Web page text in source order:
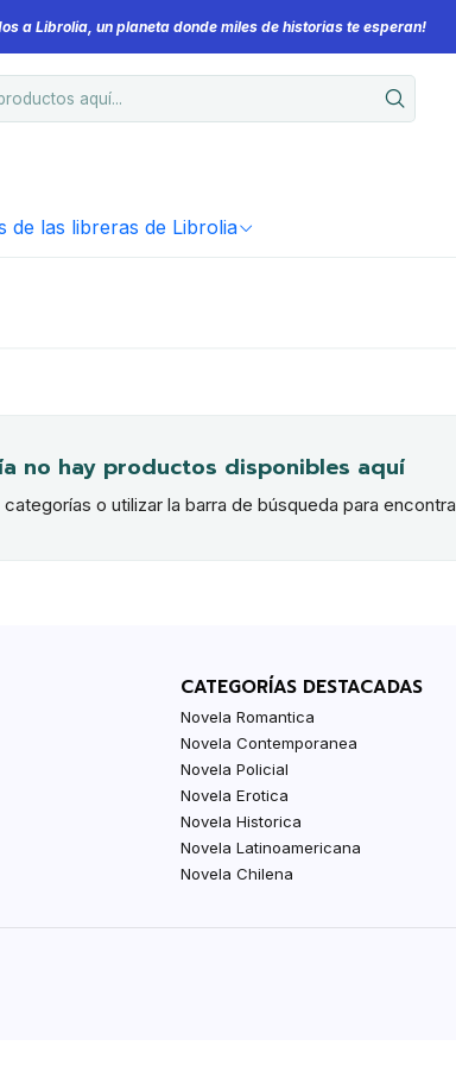
de las libreras de Librolia
a Librolia, un planeta donde miles de historias te esperan!
no hay productos disponibles aquí
o utilizar la barra de búsqueda para
CATEGORÍAS DESTACADAS
Novela Romantica
Novela Contemporanea
Novela Policial
Novela Erotica
Novela Historica
Novela Latinoamericana
Novela Chilena